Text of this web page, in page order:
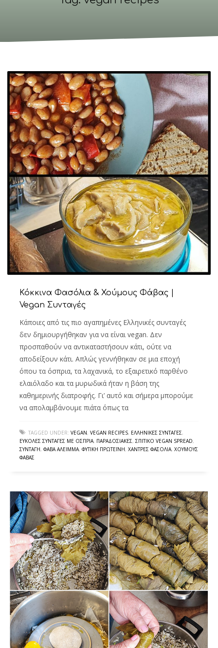
Κόκκινα Φασόλια & Χούμους Φάβας |
Vegan Συνταγές
Κάποιες από τις πιο αγαπημένες Ελληνικές συνταγές
δεν δημιουργήθηκαν για να είναι vegan. Δεν
προσπαθούν να αντικαταστήσουν κάτι, ούτε να
αποδείξουν κάτι. Απλώς γεννήθηκαν σε μια εποχή
όπου τα όσπρια, τα λαχανικά, το εξαιρετικό παρθένο
ελαιόλαδο και τα μυρωδικά ήταν η βάση της
καθημερινής διατροφής. Γι’ αυτό και σήμερα μπορούμε
να απολαμβάνουμε πιάτα όπως τα
TAGGED UNDER: VEGAN, VEGAN RECIPES, ΕΛΛΗΝΙΚΈΣ ΣΥΝΤΑΓΈΣ,
ΕΎΚΟΛΕΣ ΣΥΝΤΑΓΈΣ ΜΕ ΌΣΠΡΙΑ, ΠΑΡΑΔΟΣΙΑΚΈΣ, ΣΠΙΤΙΚΌ VEGAN SPREAD,
ΣΥΝΤΑΓΉ, ΦΆΒΑ ΆΛΕΙΜΜΑ, ΦΥΤΙΚΉ ΠΡΩΤΕΪ́ΝΗ, ΧΆΝΤΡΕΣ ΦΑΣΌΛΙΑ, ΧΟΎΜΟΥΣ
ΦΆΒΑΣ